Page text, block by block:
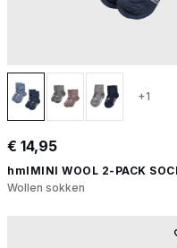
+1
€ 14,95
hmlMINI WOOL 2-PACK
Wollen sokken